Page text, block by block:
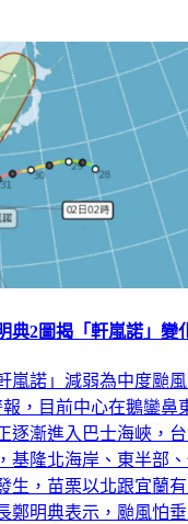
2圖揭「軒嵐諾」變
嵐諾」減弱為中度颱
，目前中心在鵝鑾鼻
逐漸進入巴士海峽，
基隆北海岸、東半部
生，苗栗以北跟宜蘭
鄭明典表示，颱風怕垂